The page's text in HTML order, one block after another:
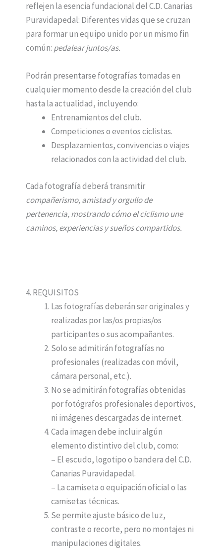
reflejen la esencia fundacional del C.D. Canarias
Puravidapedal: Diferentes vidas que se cruzan
para formar un equipo unido por un mismo fin
común: pedalear juntos/as.
Podrán presentarse fotografías tomadas en
cualquier momento desde la creación del club
hasta la actualidad, incluyendo:
Entrenamientos del club.
Competiciones o eventos ciclistas.
Desplazamientos, convivencias o viajes
relacionados con la actividad del club.
Cada fotografía deberá transmitir
compañerismo, amistad y orgullo de
pertenencia, mostrando cómo el ciclismo une
caminos, experiencias y sueños compartidos.
4. REQUISITOS
Las fotografías deberán ser originales y
realizadas por las/os propias/os
participantes o sus acompañantes.
Solo se admitirán fotografías no
profesionales (realizadas con móvil,
cámara personal, etc.).
No se admitirán fotografías obtenidas
por fotógrafos profesionales deportivos,
ni imágenes descargadas de internet.
Cada imagen debe incluir algún
elemento distintivo del club, como:
– El escudo, logotipo o bandera del C.D.
Canarias Puravidapedal.
– La camiseta o equipación oficial o las
camisetas técnicas.
Se permite ajuste básico de luz,
contraste o recorte, pero no montajes ni
manipulaciones digitales.